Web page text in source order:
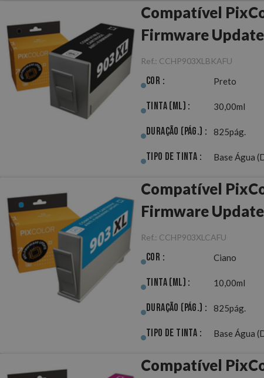
Compatível
Firmware Update
Ref.: CCHP903XLBKAFU
Cor : Preto
Tinta (ml) : 30,00ml
Duração (pág.) : 825pág.
Tipo de Tinta : Base Água
Compatível
Firmware Update
Ref.: CCHP903XLCAFU
Cor : Ciano
Tinta (ml) : 10,00ml
Duração (pág.) : 825pág.
Tipo de Tinta : Base Água
Compatível